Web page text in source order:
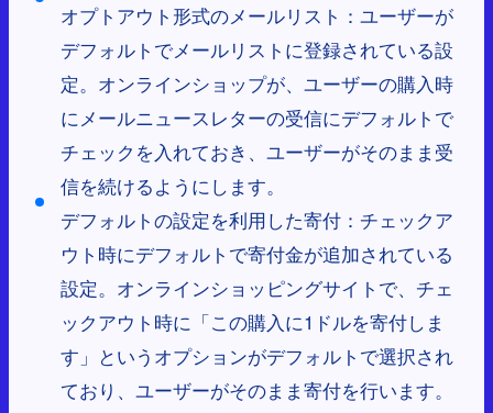
オプトアウト形式のメールリスト：ユーザーが
デフォルトでメールリストに登録されている設
定。オンラインショップが、ユーザーの購入時
にメールニュースレターの受信にデフォルトで
チェックを入れておき、ユーザーがそのまま受
信を続けるようにします。
デフォルトの設定を利用した寄付：チェックア
ウト時にデフォルトで寄付金が追加されている
設定。オンラインショッピングサイトで、チェ
ックアウト時に「この購入に1ドルを寄付しま
す」というオプションがデフォルトで選択され
ており、ユーザーがそのまま寄付を行います。